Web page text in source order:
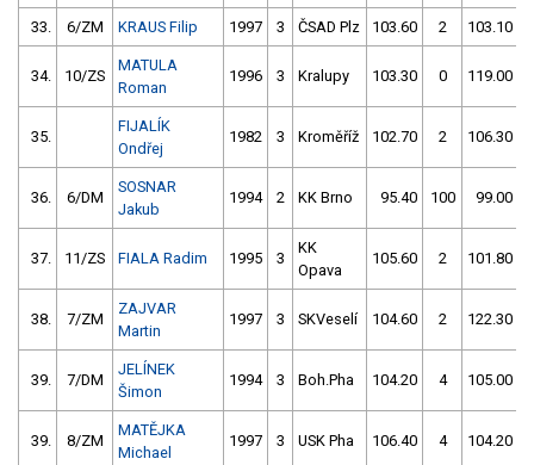
33. 6/ZM KRAUS Filip 1997 3 ČSAD Plz 103.60 2 103.10
34. 10/ZS
MATULA
Roman
1996 3 Kralupy 103.30 0 119.00
35.
FIJALÍK
Ondřej
1982 3 Kroměříž 102.70 2 106.30
36. 6/DM
SOSNAR
Jakub
1994 2 KK Brno 95.40 100 99.00
37. 11/ZS FIALA Radim 1995 3
KK
Opava
105.60 2 101.80
38. 7/ZM
ZAJVAR
Martin
1997 3 SKVeselí 104.60 2 122.30
39. 7/DM
JELÍNEK
Šimon
1994 3 Boh.Pha 104.20 4 105.00
39. 8/ZM
MATĚJKA
Michael
1997 3 USK Pha 106.40 4 104.20